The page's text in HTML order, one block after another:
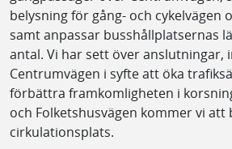
belysning för gång- och cykelvägen
samt anpassar busshållplatsernas
antal. Vi har sett över anslutningar,
Centrumvägen i syfte att öka
förbättra framkomligheten i
och Folketshusvägen kommer vi att
cirkulationsplats.